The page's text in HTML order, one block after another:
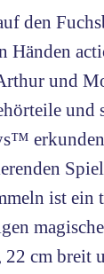
Händen
und
und
ist ein
cm breit